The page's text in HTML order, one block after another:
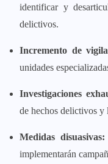
identificar y
delictivos.
Incremento de
unidades
Investigaciones
de hechos delictivos y
Medidas disuasivas:
implementarán